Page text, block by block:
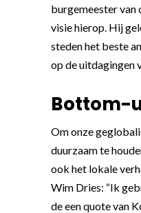
burgemeester van
visie hierop. Hij
steden het beste
op de uitdagingen
Bottom-
Om onze
duurzaam te
ook het lokale
Wim Dries: “Ik
de een quote van